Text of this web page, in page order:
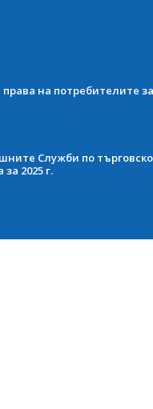
на потребителите
Служби по
2025 г.